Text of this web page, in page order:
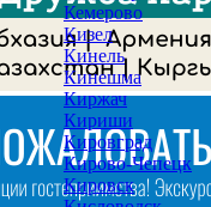
Кемерово
Кизел
Кинель
Кинешма
Киржач
Кириши
Кировград
Кирово-Чепецк
Кировск